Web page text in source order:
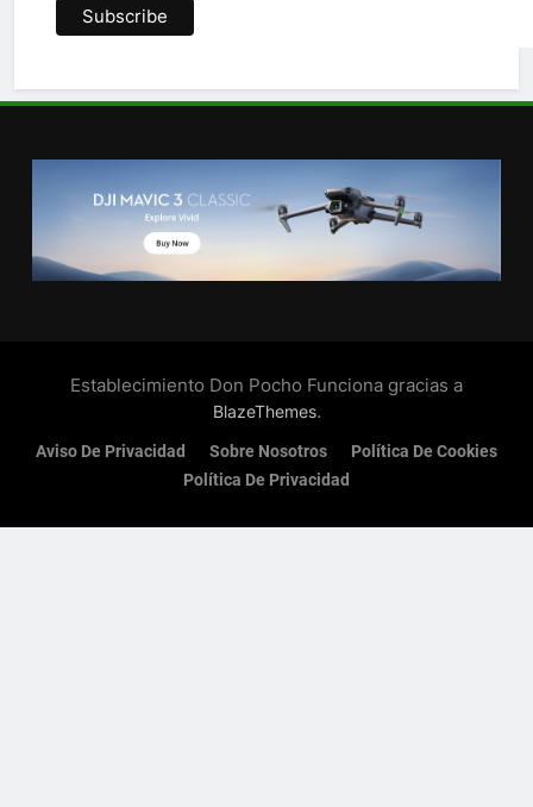
Establecimiento Don Pocho Funciona gracias a
BlazeThemes.
Aviso De Privacidad Sobre Nosotros
Política De Cookies
Política De Privacidad